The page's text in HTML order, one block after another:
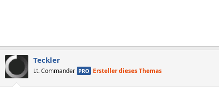
Teckler
Lt. Commander PRO Ersteller dieses Themas